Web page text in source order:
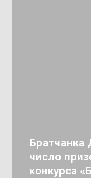
число
конкурса